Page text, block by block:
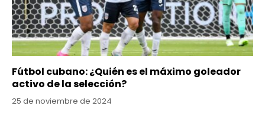
Fútbol cubano: ¿Quién es el máximo goleador
activo de la selección?
25 de noviembre de 2024